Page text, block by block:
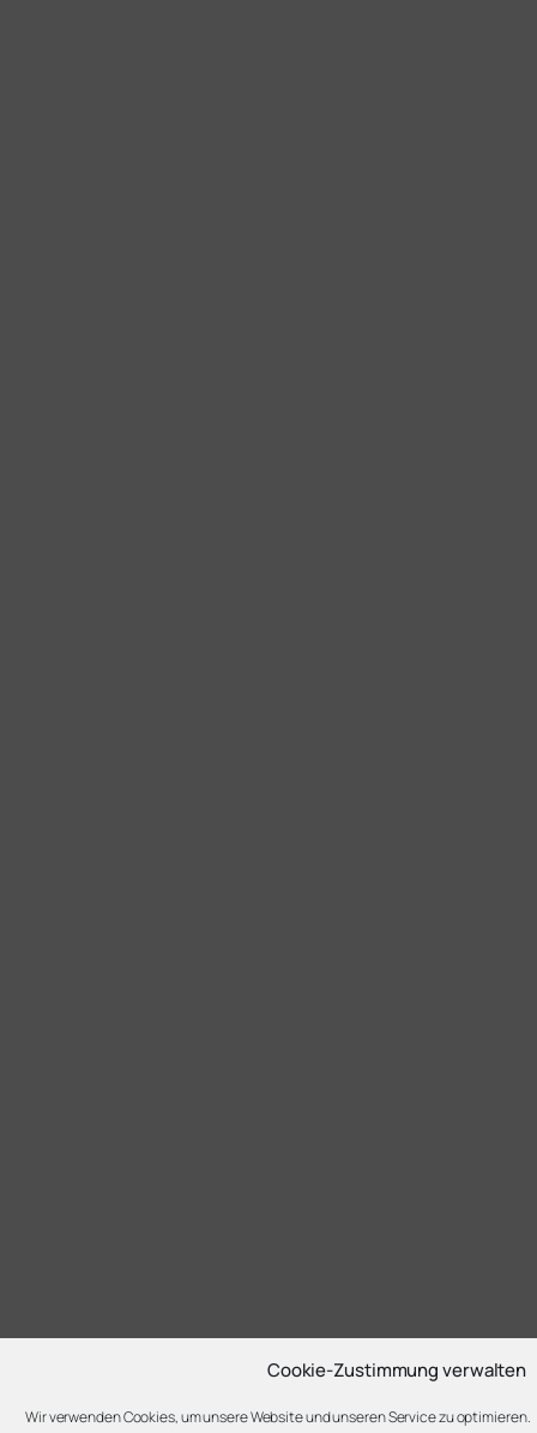
Cookie-Zustimmung verwalten
Wir verwenden Cookies, um unsere Website und unseren Service zu optimieren.